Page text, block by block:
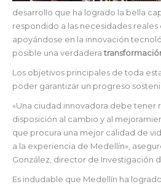
desarrollo que ha logrado la bella
respondido a las necesidades reales
apoyándose en la innovación
posible una verdadera
Los objetivos principales de toda
poder garantizar un progreso
«Una ciudad innovadora debe tener
disposición al cambio y al
que procura una mejor calidad de
a la experiencia de Medellín»,
González, director de Investigación
Es indudable que Medellín ha